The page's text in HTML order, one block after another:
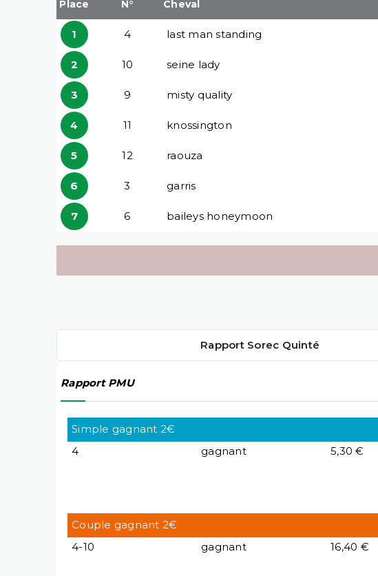
Place N° Cheval
1 4 last man standing
2 10 seine lady
3 9 misty quality
4 11 knossington
5 12 raouza
6 3 garris
7 6 baileys honeymoon
Rapport Sorec Quinté
Rapport PMU
Simple gagnant 2€
4
gagnant 5,30 €
Couple gagnant 2€
4-10
gagnant 16,40 €